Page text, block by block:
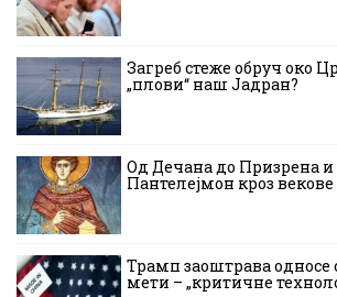
Загреб стеже обруч око
„плови“ наш Јадран?
Од Дечана до Призрена
Пантелејмон кроз
Трамп заоштрава
мети – „критичне